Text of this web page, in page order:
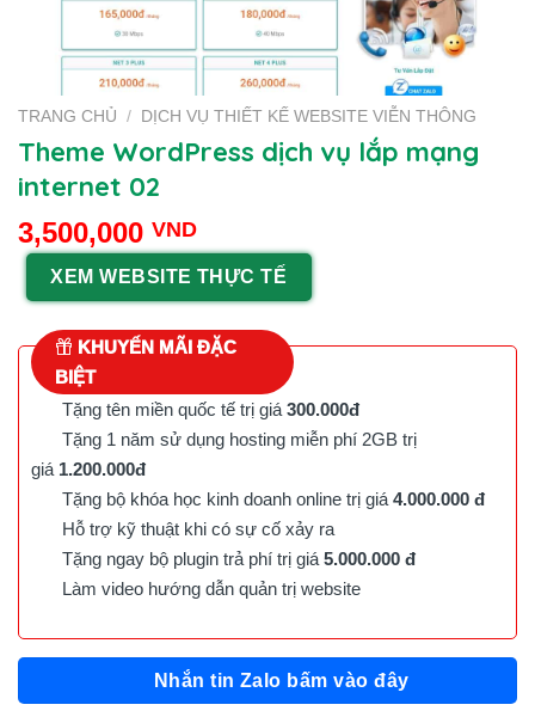
TRANG CHỦ / DỊCH VỤ THIẾT KẾ WEBSITE VIỄN THÔNG
Theme WordPress dịch vụ lắp mạng
internet 02
3,500,000 VND
XEM WEBSITE THỰC TẾ
KHUYẾN MÃI ĐẶC
BIỆT
Tặng tên miền quốc tế trị giá 300.000đ
Tặng 1 năm sử dụng hosting miễn phí 2GB trị
giá 1.200.000đ
Tặng bộ khóa học kinh doanh online trị giá 4.000.000 đ
Hỗ trợ kỹ thuật khi có sự cố xảy ra
Tặng ngay bộ plugin trả phí trị giá 5.000.000 đ
Làm video hướng dẫn quản trị website
Nhắn tin Zalo bấm vào đây